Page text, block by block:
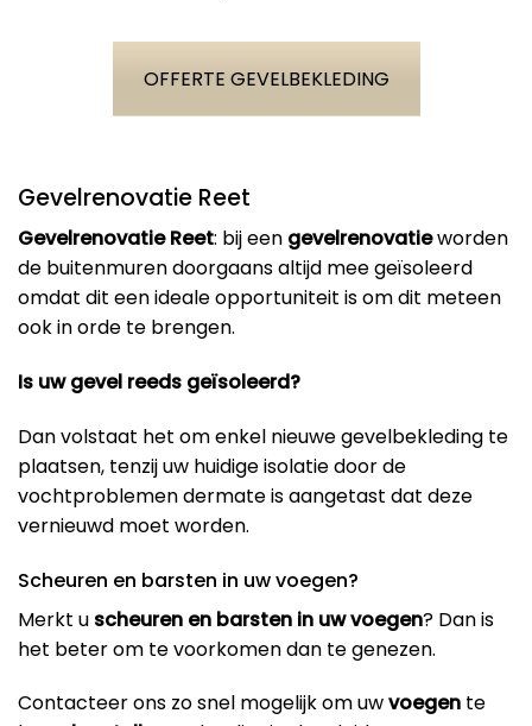
OFFERTE GEVELBEKLEDING
Gevelrenovatie Reet
Gevelrenovatie Reet: bij een gevelrenovatieworden
de buitenmuren doorgaans altijd mee geïsoleerd
omdat dit een ideale opportuniteit is om dit meteen
ook in orde te brengen.
Is uw gevel reeds geïsoleerd?
Dan volstaat het om enkel nieuwe gevelbekleding te
plaatsen, tenzij uw huidige isolatie door de
vochtproblemen dermate is aangetast dat deze
vernieuwd moet worden.
Scheuren en barsten in uw voegen?
Merkt u scheuren en barsten in uw voegen? Dan is
het beter om te voorkomen dan te genezen.
Contacteer ons zo snel mogelijk om uwvoegen te